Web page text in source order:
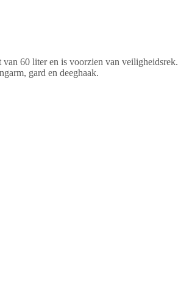
van 60 liter en is voorzien van veiligheidsrek.
gard en deeghaak.